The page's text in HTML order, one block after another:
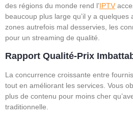
des régions du monde rend l’IPTV
beaucoup plus large qu’il y a
zones autrefois mal desservies, les
pour un streaming de qualité.
Rapport Qualité-Prix
La concurrence croissante entre
tout en améliorant les services. Vous
plus de contenu pour moins cher
traditionnelle.